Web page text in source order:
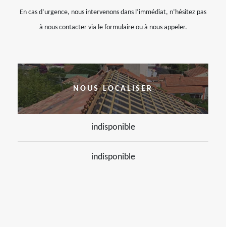
En cas d’urgence, nous intervenons dans l’immédiat, n’hésitez pas
à nous contacter via le formulaire ou à nous appeler.
NOUS LOCALISER
indisponible
indisponible